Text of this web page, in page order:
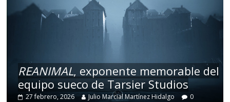
REANIMAL, exponente memorable del
equipo sueco de Tarsier Studios
27 febrero, 2026 Julio Marcial Martínez Hidalgo 0